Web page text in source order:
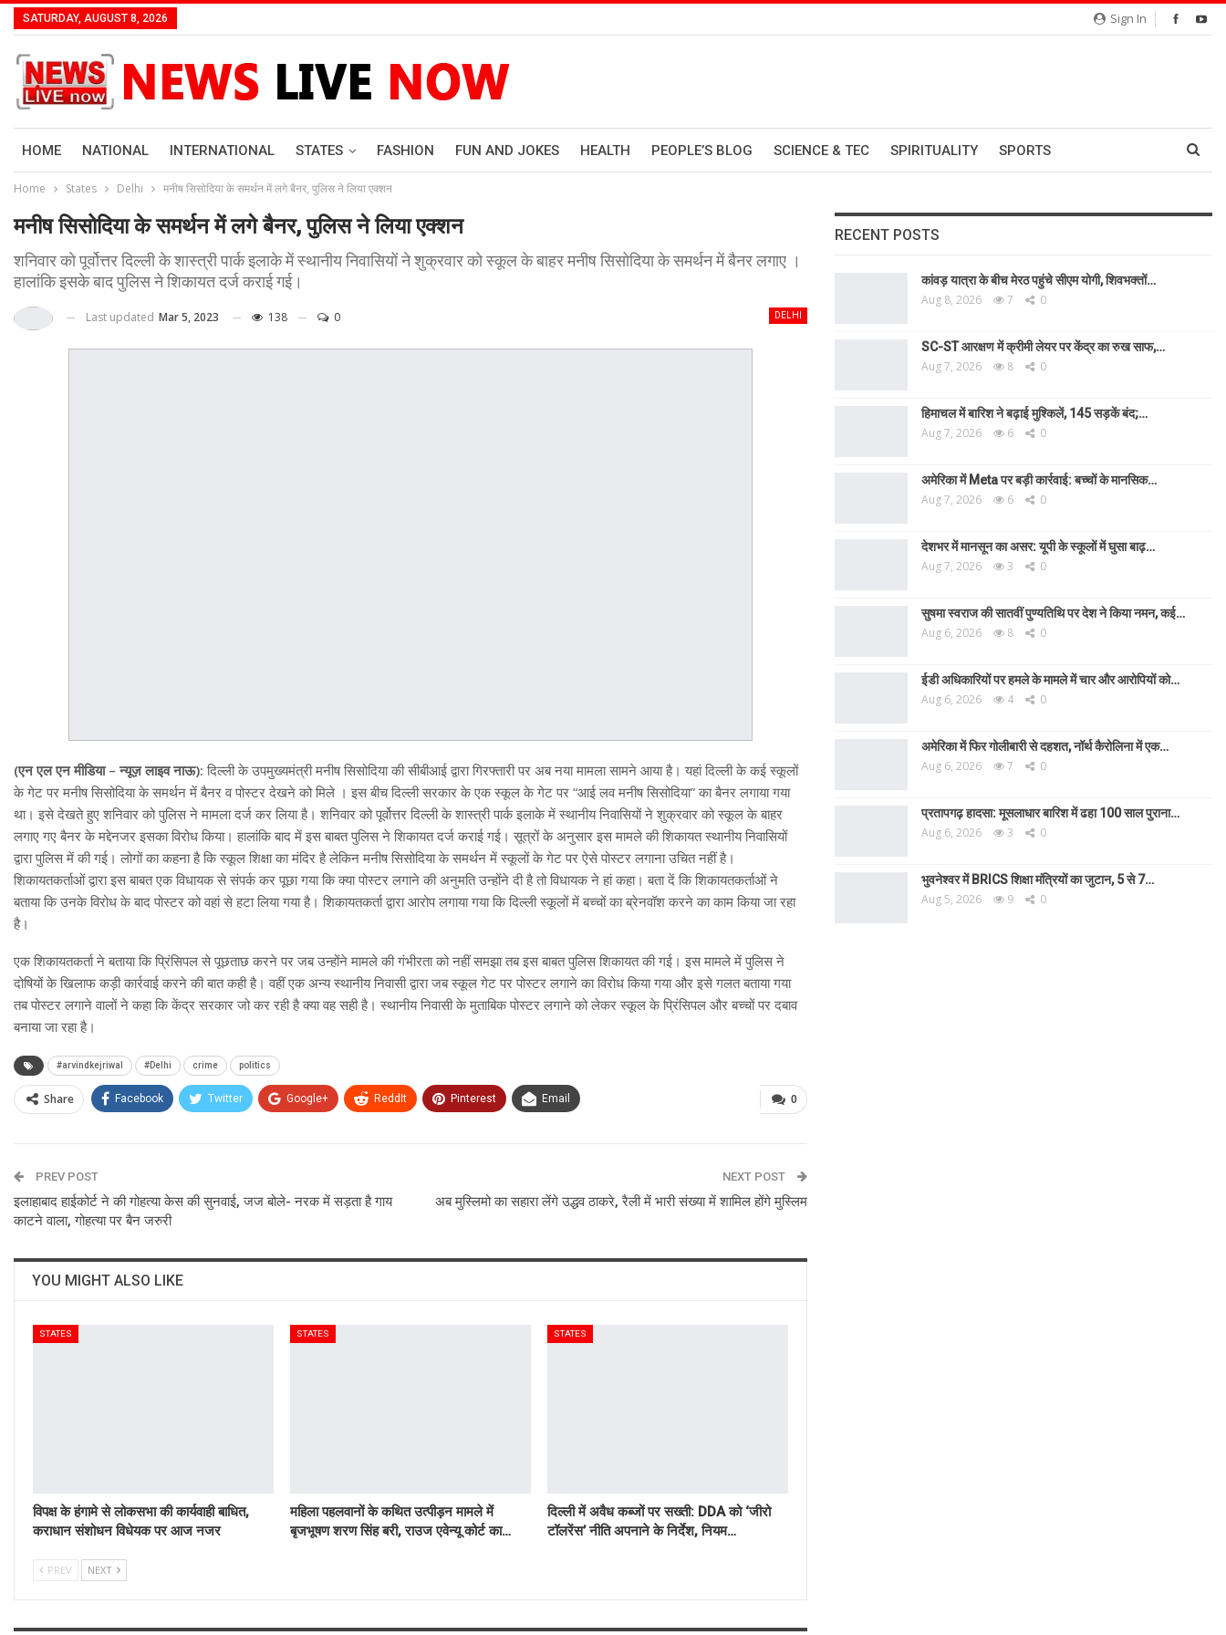
Sign In
SATURDAY, AUGUST 8, 2026
HOME NATIONAL INTERNATIONAL STATES FASHION FUN AND JOKES HEALTH PEOPLE’S BLOG SCIENCE & TEC SPIRITUALITY SPORTS
Home States Delhi मनीष सिसोदिया के समर्थन में लगे बैनर, पुलिस ने लिया एक्शन
मनीष सिसोदिया के समर्थन में लगे बैनर, पुलिस ने लिया एक्शन
शनिवार को पूर्वोत्तर दिल्ली के शास्त्री पार्क इलाके में स्थानीय निवासियों ने शुक्रवार को स्कूल के बाहर मनीष सिसोदिया के समर्थन में बैनर लगाए ।
हालांकि इसके बाद पुलिस ने शिकायत दर्ज कराई गई।
DELHI
Last updated Mar 5, 2023 138 0
(एन एल एन मीडिया – न्यूज़ लाइव नाऊ): दिल्ली के उपमुख्यमंत्री मनीष सिसोदिया की सीबीआई द्वारा गिरफ्तारी पर अब नया मामला सामने आया है। यहां दिल्ली के कई स्कूलों
के गेट पर मनीष सिसोदिया के समर्थन में बैनर व पोस्टर देखने को मिले । इस बीच दिल्ली सरकार के एक स्कूल के गेट पर “आई लव मनीष सिसोदिया” का बैनर लगाया गया
था। इसे देखते हुए शनिवार को पुलिस ने मामला दर्ज कर लिया है। शनिवार को पूर्वोत्तर दिल्ली के शास्त्री पार्क इलाके में स्थानीय निवासियों ने शुक्रवार को स्कूल के बाहर
लगाए गए बैनर के मद्देनजर इसका विरोध किया। हालांकि बाद में इस बाबत पुलिस ने शिकायत दर्ज कराई गई। सूत्रों के अनुसार इस मामले की शिकायत स्थानीय निवासियों
द्वारा पुलिस में की गई। लोगों का कहना है कि स्कूल शिक्षा का मंदिर है लेकिन मनीष सिसोदिया के समर्थन में स्कूलों के गेट पर ऐसे पोस्टर लगाना उचित नहीं है।
शिकायतकर्ताओं द्वारा इस बाबत एक विधायक से संपर्क कर पूछा गया कि क्या पोस्टर लगाने की अनुमति उन्होंने दी है तो विधायक ने हां कहा। बता दें कि शिकायतकर्ताओं ने
बताया कि उनके विरोध के बाद पोस्टर को वहां से हटा लिया गया है। शिकायतकर्ता द्वारा आरोप लगाया गया कि दिल्ली स्कूलों में बच्चों का ब्रेनवॉश करने का काम किया जा रहा
है।
एक शिकायतकर्ता ने बताया कि प्रिंसिपल से पूछताछ करने पर जब उन्होंने मामले की गंभीरता को नहीं समझा तब इस बाबत पुलिस शिकायत की गई। इस मामले में पुलिस ने
दोषियों के खिलाफ कड़ी कार्रवाई करने की बात कही है। वहीं एक अन्य स्थानीय निवासी द्वारा जब स्कूल गेट पर पोस्टर लगाने का विरोध किया गया और इसे गलत बताया गया
तब पोस्टर लगाने वालों ने कहा कि केंद्र सरकार जो कर रही है क्या वह सही है। स्थानीय निवासी के मुताबिक पोस्टर लगाने को लेकर स्कूल के प्रिंसिपल और बच्चों पर दबाव
बनाया जा रहा है।
#arvindkejriwal #Delhi crime politics
0
Share Facebook Twitter Google+ ReddIt Pinterest Email
PREV POST
इलाहाबाद हाईकोर्ट ने की गोहत्या केस की सुनवाई, जज बोले- नरक में सड़ता है गाय
काटने वाला, गोहत्या पर बैन जरुरी
NEXT POST
अब मुस्लिमो का सहारा लेंगे उद्धव ठाकरे, रैली में भारी संख्या में शामिल होंगे मुस्लिम
YOU MIGHT ALSO LIKE
STATES
विपक्ष के हंगामे से लोकसभा की कार्यवाही बाधित,
कराधान संशोधन विधेयक पर आज नजर
STATES
महिला पहलवानों के कथित उत्पीड़न मामले में
बृजभूषण शरण सिंह बरी, राउज एवेन्यू कोर्ट का…
STATES
दिल्ली में अवैध कब्जों पर सख्ती: DDA को ‘जीरो
टॉलरेंस’ नीति अपनाने के निर्देश, नियम…
PREV NEXT
RECENT POSTS
कांवड़ यात्रा के बीच मेरठ पहुंचे सीएम योगी, शिवभक्तों…
Aug 8, 2026 7 0
SC-ST आरक्षण में क्रीमी लेयर पर केंद्र का रुख साफ,…
Aug 7, 2026 8 0
हिमाचल में बारिश ने बढ़ाई मुश्किलें, 145 सड़कें बंद;…
Aug 7, 2026 6 0
अमेरिका में Meta पर बड़ी कार्रवाई: बच्चों के मानसिक…
Aug 7, 2026 6 0
देशभर में मानसून का असर: यूपी के स्कूलों में घुसा बाढ़…
Aug 7, 2026 3 0
सुषमा स्वराज की सातवीं पुण्यतिथि पर देश ने किया नमन, कई…
Aug 6, 2026 8 0
ईडी अधिकारियों पर हमले के मामले में चार और आरोपियों को…
Aug 6, 2026 4 0
अमेरिका में फिर गोलीबारी से दहशत, नॉर्थ कैरोलिना में एक…
Aug 6, 2026 7 0
प्रतापगढ़ हादसा: मूसलाधार बारिश में ढहा 100 साल पुराना…
Aug 6, 2026 3 0
भुवनेश्वर में BRICS शिक्षा मंत्रियों का जुटान, 5 से 7…
Aug 5, 2026 9 0